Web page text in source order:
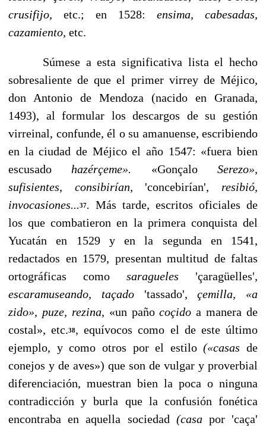
crusifijo, etc.; en 1528: ensima, cabesadas,
cazamiento, etc.
Súmese a esta significativa lista el hecho
sobresaliente de que el primer virrey de Méjico,
don Antonio de Mendoza (nacido en Granada,
1493), al formular los descargos de su gestión
virreinal, confunde, él o su amanuense, escribien­do
en la ciudad de Méjico el año 1547: «fuera bien
escusado hazérçeme». «GonçaloSerezo»,
sufisientes, consibirían,'con­cebirían', resibió,
invocasiones...37. Más tarde, escritos oficiales de
los que combatieron en la primera conquista del
Yuca­tán en 1529 y en la segunda en 1541,
redactados en 1579, presentan multitud de faltas
ortográficas como saragueles 'çaragüelles',
escaramuseando, taçado 'tassado',çemilla, «a
zido», puze, rezina, «un pañocoçidoa manera de
costal», etc.38, equívocos como el de este último
ejemplo, y como otros por el estilo(«casas de
conejos y de aves») que son de vulgar y proverbial
diferenciación, muestran bien la poca o ningu­na
contradicción y burla que la confusión fonética
encon­traba en aquella sociedad (casa por 'caça'